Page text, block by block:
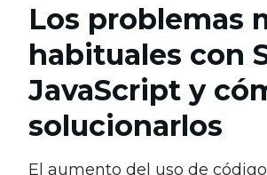
Los problemas
habituales con
JavaScript y
solucionarlos
El aumento del uso de